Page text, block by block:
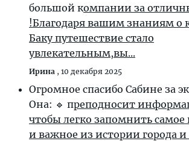
большой компании за
!Благодаря вашим знаниям о
Баку путешествие стало
увлекательным,вы...
Ирина , 10 декабря 2025
Огромное спасибо Сабине за
Она: 🔹 преподносит
чтобы легко запомнить самое
и важное из истории города и